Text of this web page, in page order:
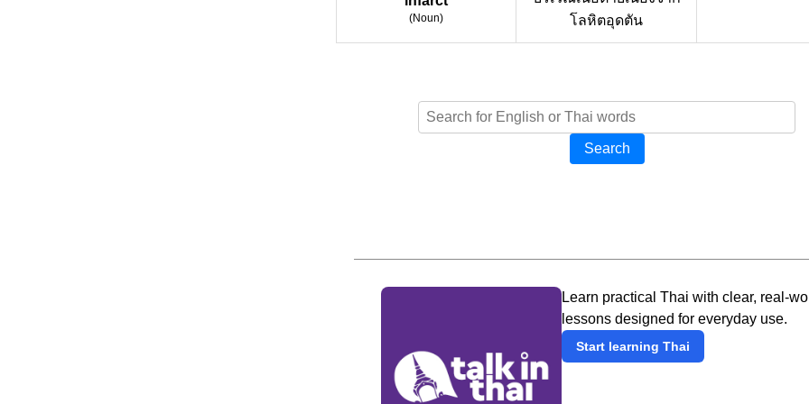
(Noun)
โลหิตอุดตัน
Search
Learn practical Thai with clear, real-
lessons designed for everyday use.
Start learning Thai